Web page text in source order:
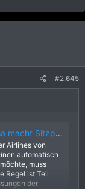
#2.645
| aeroTELEGRAPH
Airlines von
automatisch
muss
Regel ist Teil
der